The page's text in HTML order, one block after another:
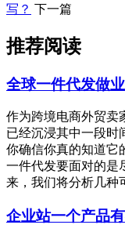
写？ 下一篇
推荐阅读
全球一件代发做
作为跨境电商外贸卖
已经沉浸其中一段时
你确信你真的知道它
一件代发要面对的是
来，我们将分析几种
企业站一个产品